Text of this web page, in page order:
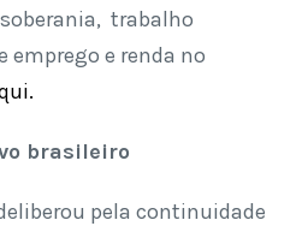
trabalho
emprego e renda no
brasileiro
pela continuidade